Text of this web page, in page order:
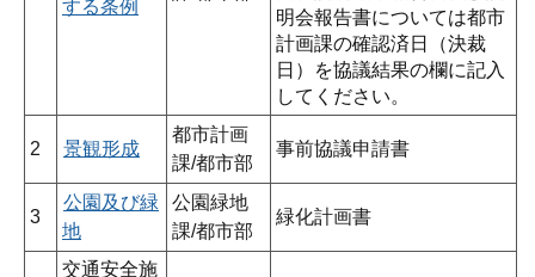
する条例
明会報告書については都市
計画課の確認済日（決裁
日）を協議結果の欄に記入
してください。
2 景観形成
都市計画
課/都市部
事前協議申請書
3
公園及び緑
地
公園緑地
課/都市部
緑化計画書
交通安全施